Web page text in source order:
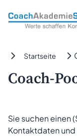
Startseite
Coach-
Sie suchen einen
Kontaktdaten